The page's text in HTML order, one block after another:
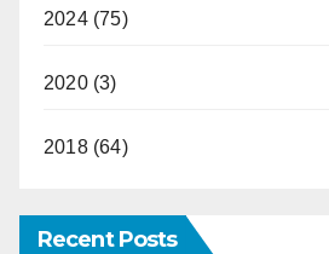
2024 (75)
2020 (3)
2018 (64)
Recent Posts